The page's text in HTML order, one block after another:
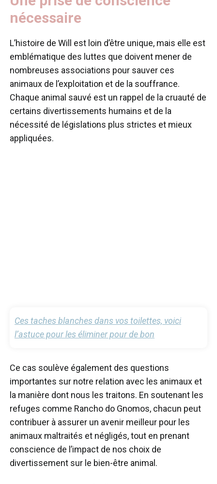
nécessaire
L’histoire de Will est loin d’être unique, mais elle est
emblématique des luttes que doivent mener de
nombreuses associations pour sauver ces
animaux de l’exploitation et de la souffrance.
Chaque animal sauvé est un rappel de la cruauté de
certains divertissements humains et de la
nécessité de législations plus strictes et mieux
appliquées.
Ces taches blanches dans vos toilettes, voici
l’astuce pour les éliminer pour de bon
Ce cas soulève également des questions
importantes sur notre relation avec les animaux et
la manière dont nous les traitons. En soutenant les
refuges comme Rancho do Gnomos, chacun peut
contribuer à assurer un avenir meilleur pour les
animaux maltraités et négligés, tout en prenant
conscience de l’impact de nos choix de
divertissement sur le bien-être animal.